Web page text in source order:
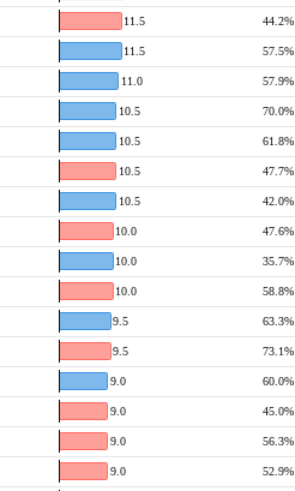
11.5 44.2%
11.5 57.5%
11.0 57.9%
10.5 70.0%
10.5 61.8%
10.5 47.7%
10.5 42.0%
10.0 47.6%
10.0 35.7%
10.0 58.8%
9.5 63.3%
9.5 73.1%
9.0 60.0%
9.0 45.0%
9.0 56.3%
9.0 52.9%